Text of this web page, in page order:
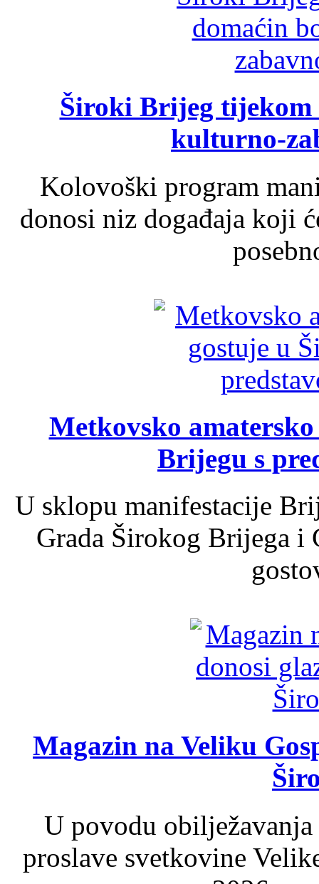
Široki Brijeg tijekom
kulturno-
Kolovoški program
donosi niz događaja koji
Metkovsko
Brijegu s
U sklopu manifestacije
Grada Širokog Brijega
Magazin na Veliku
U povodu
proslave svetkovine